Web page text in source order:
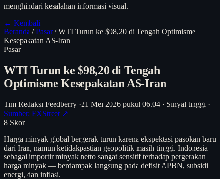
menghindari kesalahan informasi visual.
← Kembali
Beranda / Pasar/ WTI Turun ke $98,20 di Tengah Optimisme
Kesepakatan AS-Iran
Pasar
WTI Turun ke $98,20 di Tengah
Optimisme Kesepakatan AS-Iran
Tim Redaksi Feedberry ·21 Mei 2026 pukul 06.04 · Sinyal tinggi ·
Sumber: FXStreet ↗
8 Skor
Harga minyak global bergerak turun karena ekspektasi pasokan baru
dari Iran, namun ketidakpastian geopolitik masih tinggi. Indonesia
sebagai importir minyak netto sangat sensitif terhadap pergerakan
harga minyak — berdampak langsung pada defisit APBN, subsidi
energi, dan inflasi.